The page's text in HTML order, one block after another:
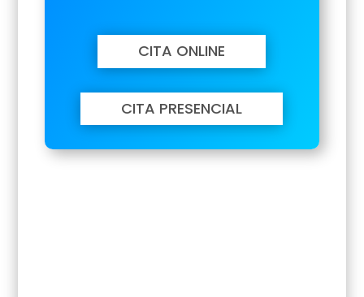
CITA ONLINE
CITA PRESENCIAL